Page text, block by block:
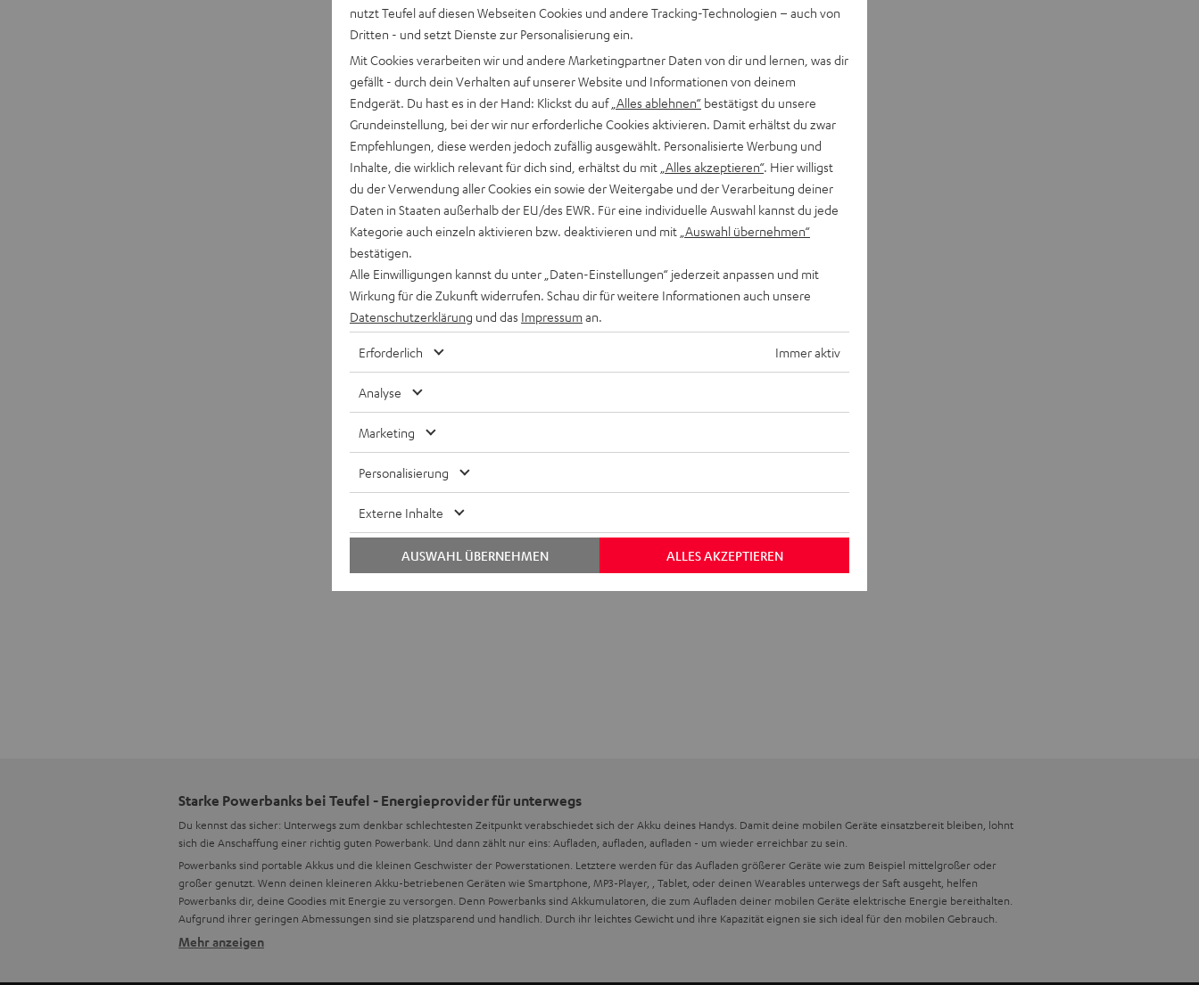
Starke Powerbanks bei Teufel - Energieprovider für unterwegs
Du kennst das sicher: Unterwegs zum denkbar schlechtesten Zeitpunkt verabschiedet sich der Akku deines Handys. Damit deine mobilen Geräte einsatzbereit bleiben, lohnt
sich die Anschaffung einer richtig guten Powerbank. Und dann zählt nur eins: Aufladen, aufladen, aufladen - um wieder erreichbar zu sein.
Powerbanks sind portable Akkus und die kleinen Geschwister der Powerstationen. Letztere werden für das Aufladen größerer Geräte wie zum Beispiel mittelgroßer oder
großergenutzt. Wenn deinen kleineren Akku-betriebenen Geräten wie Smartphone, MP3-Player, , Tablet, oder deinen Wearables unterwegs der Saft ausgeht, helfen
Powerbanks dir, deine Goodies mit Energie zu versorgen. Denn Powerbanks sind Akkumulatoren, die zum Aufladen deiner mobilen Geräte elektrische Energie bereithalten.
Aufgrund ihrer geringen Abmessungen sind sie platzsparend und handlich. Durch ihr leichtes Gewicht und ihre Kapazität eignen sie sich ideal für den mobilen Gebrauch.
Was ist eine Powerbank?
Mehr anzeigen
nutzt Teufel auf diesen Webseiten Cookies und andere Tracking-Technologien – auch von
Dritten - und setzt Dienste zur Personalisierung ein.
Mit Cookies verarbeiten wir und andere Marketingpartner Daten von dir und lernen, was dir
gefällt - durch dein Verhalten auf unserer Website und Informationen von deinem
Endgerät. Du hast es in der Hand: Klickst du auf „Alles ablehnen“ bestätigst du unsere
Grundeinstellung, bei der wir nur erforderliche Cookies aktivieren. Damit erhältst du zwar
Empfehlungen, diese werden jedoch zufällig ausgewählt. Personalisierte Werbung und
Inhalte, die wirklich relevant für dich sind, erhältst du mit „Alles akzeptieren“. Hier willigst
du der Verwendung aller Cookies ein sowie der Weitergabe und der Verarbeitung deiner
Daten in Staaten außerhalb der EU/des EWR. Für eine individuelle Auswahl kannst du jede
Kategorie auch einzeln aktivieren bzw. deaktivieren und mit „Auswahl übernehmen“
bestätigen.
Alle Einwilligungen kannst du unter „Daten-Einstellungen“ jederzeit anpassen und mit
Wirkung für die Zukunft widerrufen. Schau dir für weitere Informationen auch unsere
Datenschutzerklärung und das Impressum an.
Erforderlich Immer aktiv
Analyse
Marketing
Personalisierung
Externe Inhalte
ALLES AKZEPTIEREN
AUSWAHL ÜBERNEHMEN